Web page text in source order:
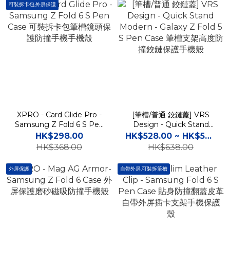
可裝拆卡包,外屏保護
XPRO - Card Glide Pro -
Samsung Z Fold 6 S Pen
Case 可裝拆卡包筆槽鏡頭
保護防撞手機手機殼
HK$298.00
HK$368.00
[筆槽/普通 鉸鏈蓋] VRS
Design - Quick Stand
Modern - Galaxy Z Fold 5
S Pen Case 筆槽支架高度
防撞鉸鏈保護手機殼
HK$528.00 ~ HK$568.00
HK$638.00
外屏保護 自帶外屏,可裝拆筆槽